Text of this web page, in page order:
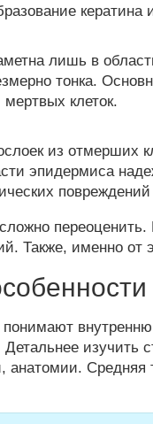
кератина
лишь в
тонка.
клеток.
из отмерших
эпидермиса
Также, именно
изучить
анатомии.